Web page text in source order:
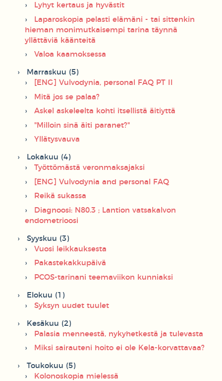
Lyhyt kertaus ja hyvästit
Laparoskopia pelasti elämäni - tai sittenkin
hieman monimutkaisempi tarina täynnä
yllättäviä käänteitä
Valoa kaamoksessa
Marraskuu (5)
[ENG] Vulvodynia, personal FAQ PT II
Mitä jos se palaa?
Askel askeleelta kohti itsellistä äitiyttä
"Milloin sinä äiti paranet?"
Yllätysvauva
Lokakuu (4)
Työttömästä veronmaksajaksi
[ENG] Vulvodynia and personal FAQ
Reikä sukassa
Diagnoosi: N80.3 ; Lantion vatsakalvon
endometrioosi
Syyskuu (3)
Vuosi leikkauksesta
Pakastekakkupäivä
PCOS-tarinani teemaviikon kunniaksi
Elokuu (1)
Syksyn uudet tuulet
Kesäkuu (2)
Palasia menneestä, nykyhetkestä ja tulevasta
Miksi sairauteni hoito ei ole Kela-korvattavaa?
Toukokuu (5)
Kolonoskopia mielessä